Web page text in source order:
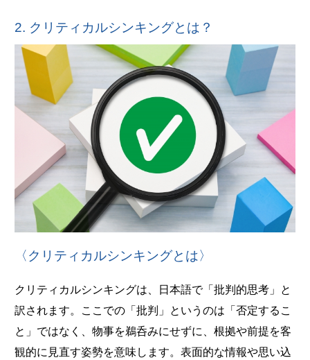
2. クリティカルシンキングとは？
〈クリティカルシンキングとは〉
クリティカルシンキングは、日本語で「批判的思考」と
訳されます。ここでの「批判」というのは「否定するこ
と」ではなく、物事を鵜呑みにせずに、根拠や前提を客
観的に見直す姿勢を意味します。表面的な情報や思い込